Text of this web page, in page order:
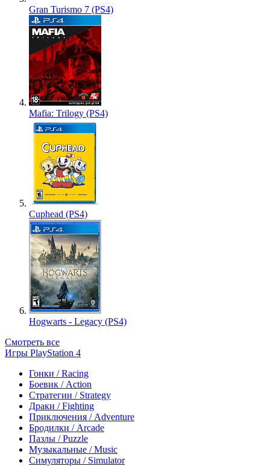
Gran Turismo 7 (PS4)
Mafia: Trilogy (PS4)
Cuphead (PS4)
Hogwarts - Legacy (PS4)
Смотреть все
Игры PlayStation 4
Гонки / Racing
Боевик / Action
Стратегии / Strategy
Драки / Fighting
Приключения / Adventure
Бродилки / Arcade
Пазлы / Puzzle
Музыкальные / Music
Симуляторы / Simulator